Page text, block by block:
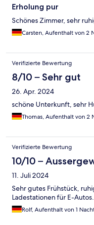
Erholung pur
Schönes Zimmer, sehr
Carsten, Aufenthalt von 2
Verifizierte Bewertung
8/10 – Sehr gut
26. Apr. 2024
schöne Unterkunft, sehr
Thomas, Aufenthalt von 2
Verifizierte Bewertung
10/10 –
11. Juli 2024
Sehr gutes Frühstück,
Ladestationen für E-Autos.
Rolf, Aufenthalt von 1